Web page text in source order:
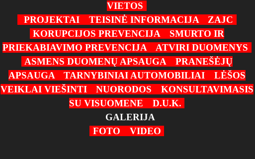
VIETOS
PROJEKTAI
TEISINĖ INFORMACIJA
ZAJC
KORUPCIJOS PREVENCIJA
SMURTO IR
PRIEKABIAVIMO PREVENCIJA
ATVIRI DUOMENYS
ASMENS DUOMENŲ APSAUGA
PRANEŠĖJŲ
APSAUGA
TARNYBINIAI AUTOMOBILIAI
LĖŠOS
VEIKLAI VIEŠINTI
NUORODOS
KONSULTAVIMASIS
SU VISUOMENE
D.U.K.
GALERIJA
FOTO
VIDEO